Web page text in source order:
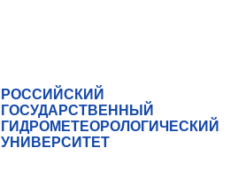
РОССИЙСКИЙ
ГОСУДАРСТВЕННЫЙ
ГИДРОМЕТЕОРОЛОГИЧЕСКИЙ
УНИВЕРСИТЕТ